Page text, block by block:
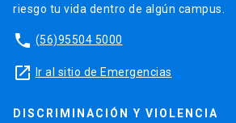
riesgo tu vida dentro de algún campus.
phone (56)95504 5000
launch Ir al sitio de Emergencias
DISCRIMINACIÓN Y VIOLENCIA